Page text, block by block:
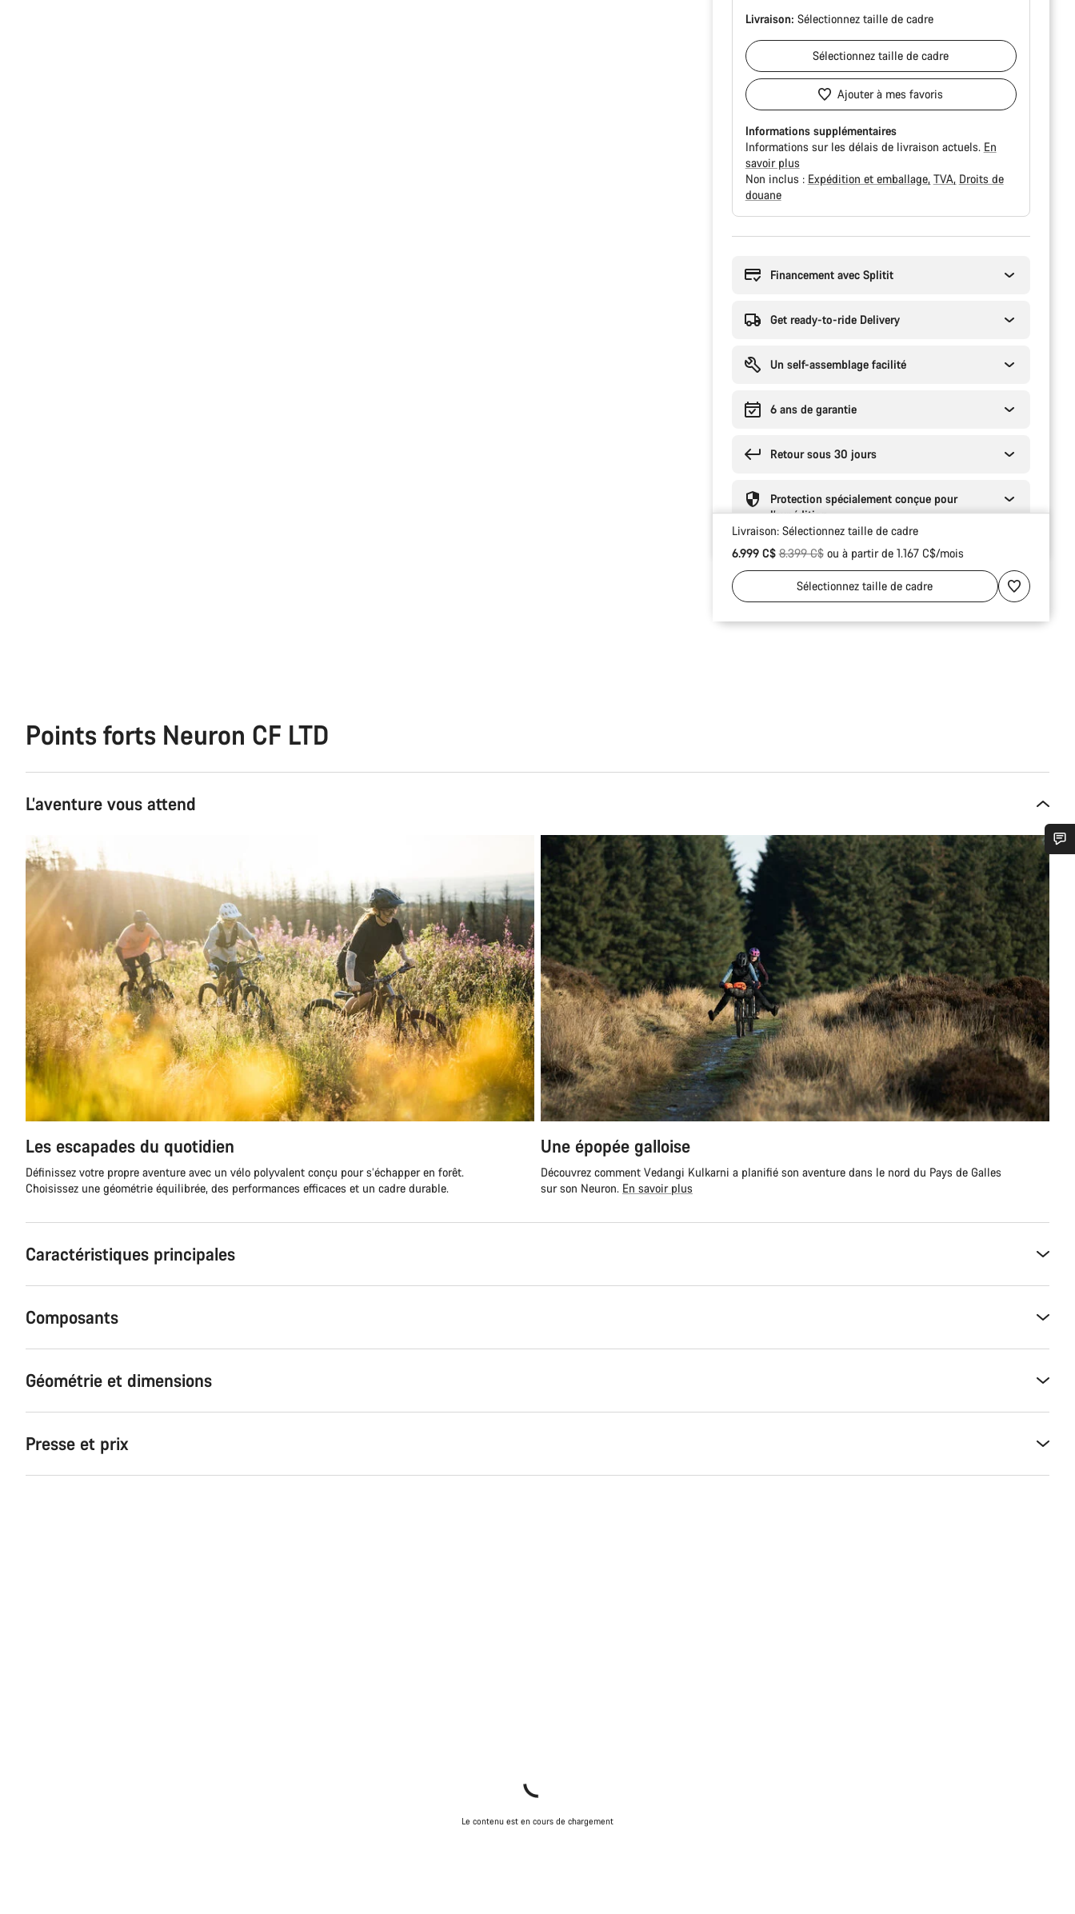
Livraison: Sélectionnez taille de cadre
Sélectionneztaille de cadre
Ajouter à mes favoris
Informations supplémentaires
Informations sur les délais de livraison actuels. En
savoir plus
Non inclus : Expédition et emballage TVA Droits de
douane
Financement avec Splitit
Get ready-to-ride Delivery
Un self-assemblage facilité
6 ans de garantie
Retour sous 30 jours
Protection spécialement conçue pour
l’expédition
Livraison: Sélectionnez taille de cadre
6.999 C$Prix ​​d’origine
8.399 C$ou à partir de 1.167 C$/mois
Sélectionneztaille de cadre
Points forts Neuron CF LTD
L’aventure vous attend
Les escapades du quotidien
Définissez votre propre aventure avec un vélo polyvalent conçu pour s’échapper en forêt.
Choisissez une géométrie équilibrée, des performances efficaces et un cadre durable.
Une épopée galloise
Découvrez comment Vedangi Kulkarni a planifié son aventure dans le nord du Pays de Galles
sur son Neuron. En savoir plus
Caractéristiques principales
Composants
Géométrie et dimensions
Presse et prix
Le contenu est en cours de chargement
Besoin d’aide ?
Nos experts du service client vous attendent pour répondre à vos questions.
Démarrer le Chat
Fermer